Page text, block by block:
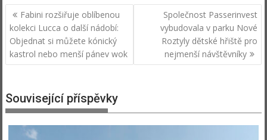
Navigace
pro
příspěvek
Fabini rozšiřuje oblíbenou
kolekci Lucca o další nádobí:
Objednat si můžete kónický
kastrol nebo menší pánev wok
Společnost Passerinvest
vybudovala v parku Nové
Roztyly dětské hřiště pro
nejmenší návštěvníky
Související příspěvky